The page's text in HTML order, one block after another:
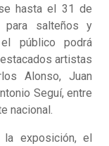
hasta el 31 de
para salteños y
público podrá
artistas
Alonso, Juan
Seguí, entre
nacional.
exposición, el